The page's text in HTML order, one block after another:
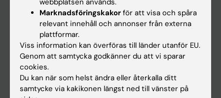
Nyheter
Kalender
Student
Ladok
Canvas
webbplatsen används.
Marknadsföringskakor för att visa och spåra
relevant innehåll och annonser från externa
plattformar.
Viss information kan överföras till länder utanför EU.
Genom att samtycka godkänner du att vi sparar
cookies.
Du kan när som helst ändra eller återkalla ditt
samtycke via kakikonen längst ned till vänster på